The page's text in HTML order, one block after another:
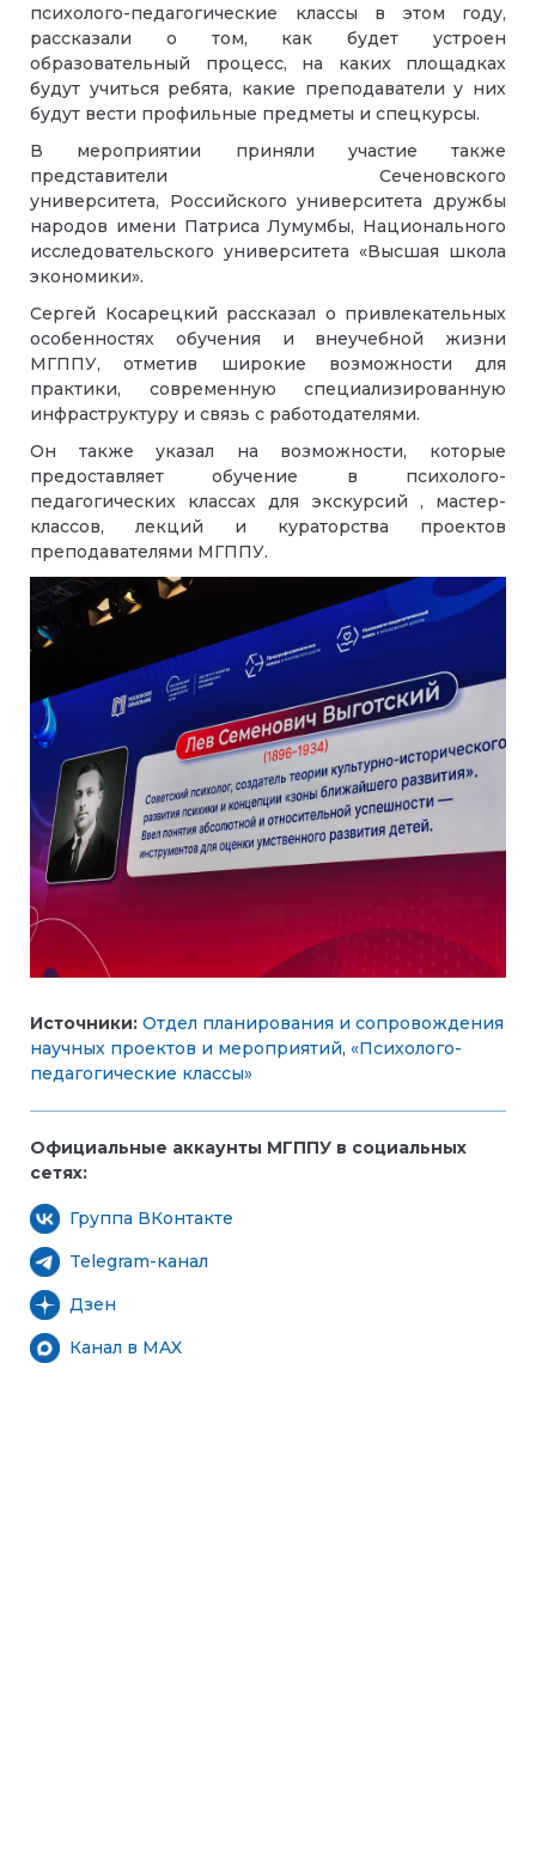
психолого-педагогические классы в этом году,
рассказали о том, как будет устроен
образовательный процесс, на каких площадках
будут учиться ребята, какие преподаватели у них
будут вести профильные предметы и спецкурсы.
В мероприятии приняли участие также
представители Сеченовского
университета, Российского университета дружбы
народов имени Патриса Лумумбы, Национального
исследовательского университета «Высшая школа
экономики».
Сергей Косарецкий рассказал о привлекательных
особенностях обучения и внеучебной жизни
МГППУ, отметив широкие возможности для
практики, современную специализированную
инфраструктуру и связь с работодателями.
Он также указал на возможности, которые
предоставляет обучение в психолого-
педагогических классах для экскурсий , мастер-
классов, лекций и кураторства проектов
преподавателями МГППУ.
Источники: Отдел планирования и сопровождения
научных проектов и мероприятий, «Психолого-
педагогические классы»
Официальные аккаунты МГППУ в социальных
сетях:
Группа ВКонтакте
Telegram-канал
Дзен
Канал в MAX